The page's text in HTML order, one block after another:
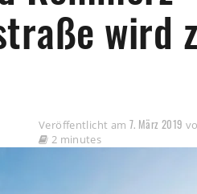
wird
Veröffentlicht am 7. März 2019
2 minutes